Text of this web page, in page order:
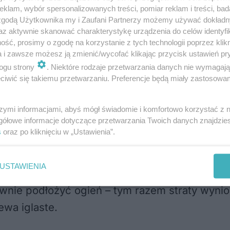
podpalenie.
również jego mienie na poczet
działkach
na terenie lubelskichogródków
walki z Przestępczością Przeciwko Mieniu
kwietniu po raz pierwszy podpalił
podłożyć ogień – tym razem straty
iglaste.
wybór spersonalizowanych treści, pomiar reklam i treści,
Użytkownika my i Zaufani Partnerzy możemy używać
aktywnie skanować charakterystykę urządzenia do celów
prosimy o zgodę na korzystanie z tych technologii poprzez
i zawsze możesz ją zmienić/wycofać klikając przycisk ustawień
strony
. Niektóre rodzaje przetwarzania danych nie
się takiemu przetwarzaniu. Preferencje będą miały
informacjami, abyś mógł świadomie i komfortowo korzystać z
informacje dotyczące przetwarzania Twoich danych
oraz po kliknięciu w „Ustawienia”.
USTAWIENIA